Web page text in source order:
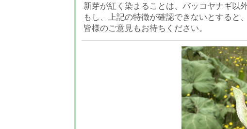
新芽が紅く染まることは、バッコヤナギ以
もし、上記の特徴が確認できないとすると
皆様のご意見もお待ちください。